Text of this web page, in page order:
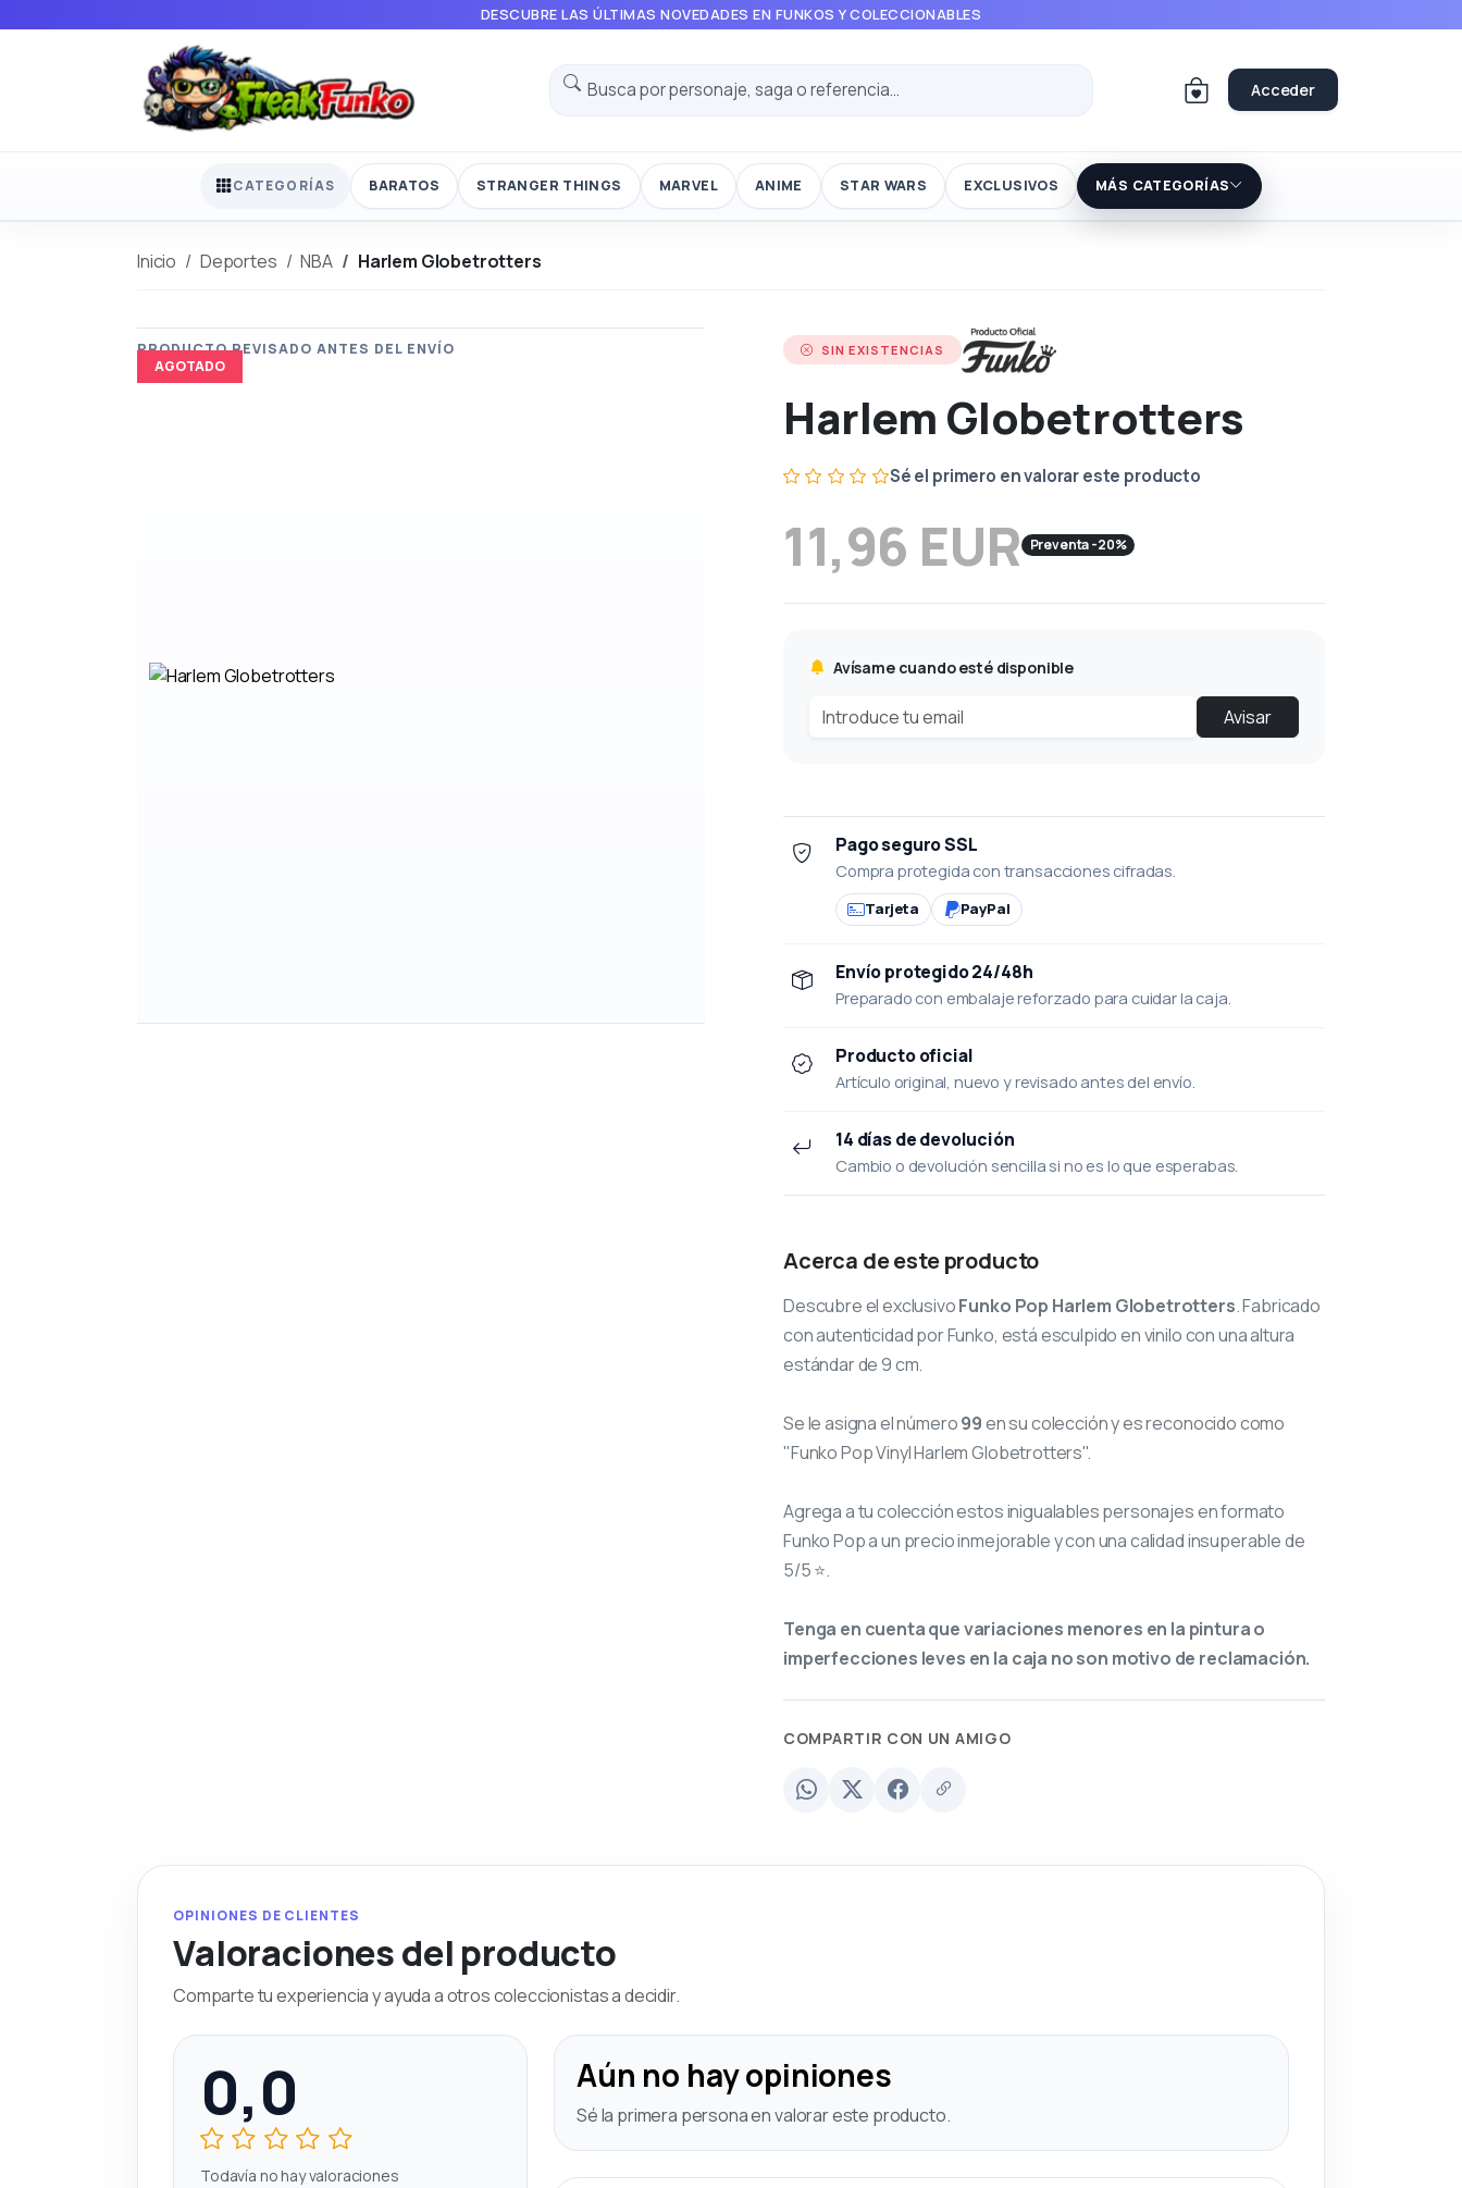
DESCUBRE LAS ÚLTIMAS NOVEDADES EN FUNKOS Y COLECCIONABLES
Acceder
CATEGORÍAS BARATOS STRANGER THINGS MARVEL ANIME STAR WARS EXCLUSIVOS MÁS CATEGORÍAS
Inicio Deportes NBA Harlem Globetrotters
AGOTADO
SIN EXISTENCIAS
Harlem Globetrotters
Sé el primero en valorar este producto
11,96 EUR Preventa -20%
Avísame cuando esté disponible
Avisar
Pago seguro SSL
Compra protegida con transacciones cifradas.
Tarjeta PayPal
Envío protegido 24/48h
Preparado con embalaje reforzado para cuidar la caja.
Producto oficial
Artículo original, nuevo y revisado antes del envío.
14 días de devolución
Cambio o devolución sencilla si no es lo que esperabas.
Acerca de este producto
Descubre el exclusivoFunko Pop Harlem Globetrotters. Fabricado
con autenticidad por Funko, está esculpido en vinilo con una altura
estándar de 9 cm.
Se le asigna el número99en su colección y es reconocido como
"Funko Pop Vinyl Harlem Globetrotters".
Agrega a tu colección estos inigualables personajes en formato
Funko Pop a un precio inmejorable y con una calidad insuperable de
5/5 ⭐.
Tenga en cuenta que variaciones menores en la pintura o
imperfecciones leves en la caja no son motivo de reclamación.
COMPARTIR CON UN AMIGO
OPINIONES DE CLIENTES
Valoraciones del producto
Comparte tu experiencia y ayuda a otros coleccionistas a decidir.
0,0
Todavía no hay valoraciones
Aún no hay opiniones
Sé la primera persona en valorar este producto.